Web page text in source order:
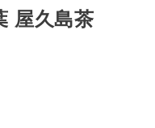
屋久島茶